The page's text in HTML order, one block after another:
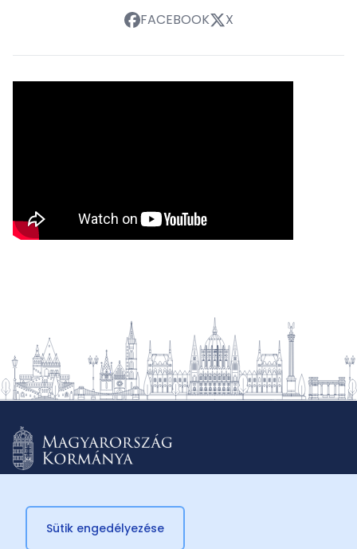
FACEBOOK X
© 2026 Külügyminisztérium
Sütik engedélyezése